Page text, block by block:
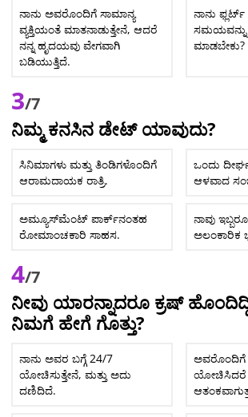
ನಾನು ಅವರೊಂದಿಗೆ ಸಾಮಾನ್ಯ
ವ್ಯಕ್ತಿಯಂತೆ ಮಾತನಾಡುತ್ತೇನೆ, ಆದರೆ
ನನ್ನ ಹೃದಯವು ವೇಗವಾಗಿ
ಬಡಿಯುತ್ತಿದೆ.
ನಾನು ಫ್ಲರ್ಟ್
ಸಮಯವನ್ನು
ಮಾಡಬೇಕು?
3/7
ನಿಮ್ಮ ಕನಸಿನ ಡೇಟ್ ಯಾವುದು?
ಸಿನಿಮಾಗಳು ಮತ್ತು ತಿಂಡಿಗಳೊಂದಿಗೆ
ಆರಾಮದಾಯಕ ರಾತ್ರಿ.
ಒಂದು
ಆಳವಾದ
ಅಮ್ಯೂಸ್‌ಮೆಂಟ್ ಪಾರ್ಕ್‌ನಂತಹ
ರೋಮಾಂಚಕಾರಿ ಸಾಹಸ.
ನಾವು
ಅಲಂಕಾರಿಕ
4/7
ನೀವು ಯಾರನ್ನಾದರೂ ಕ್ರಷ್
ನಿಮಗೆ ಹೇಗೆ ಗೊತ್ತು?
ನಾನು ಅವರ ಬಗ್ಗೆ 24/7
ಯೋಚಿಸುತ್ತೇನೆ, ಮತ್ತು ಅದು
ದಣಿದಿದೆ.
ಅವರೊಂದಿಗೆ
ಯೋಚಿಸಿದರೆ